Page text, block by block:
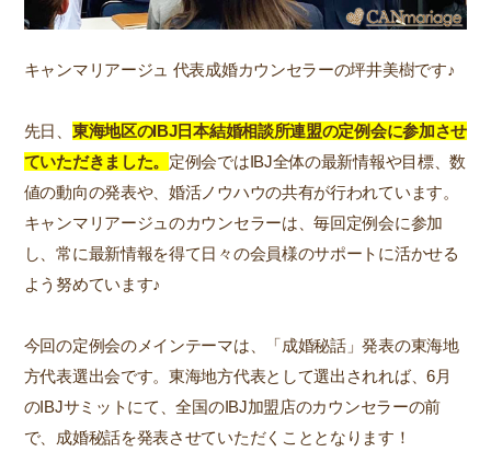
キャンマリアージュ 代表成婚カウンセラーの坪井美樹です♪
先日、 東海地区のIBJ日本結婚相談所連盟の定例会に参加させ
ていただきました。 定例会ではIBJ全体の最新情報や目標、数
値の動向の発表や、婚活ノウハウの共有が行われています。
キャンマリアージュのカウンセラーは、毎回定例会に参加
し、常に最新情報を得て日々の会員様のサポートに活かせる
よう努めています♪
今回の定例会のメインテーマは、「成婚秘話」発表の東海地
方代表選出会です。東海地方代表として選出されれば、6月
のIBJサミットにて、全国のIBJ加盟店のカウンセラーの前
で、成婚秘話を発表させていただくこととなります！